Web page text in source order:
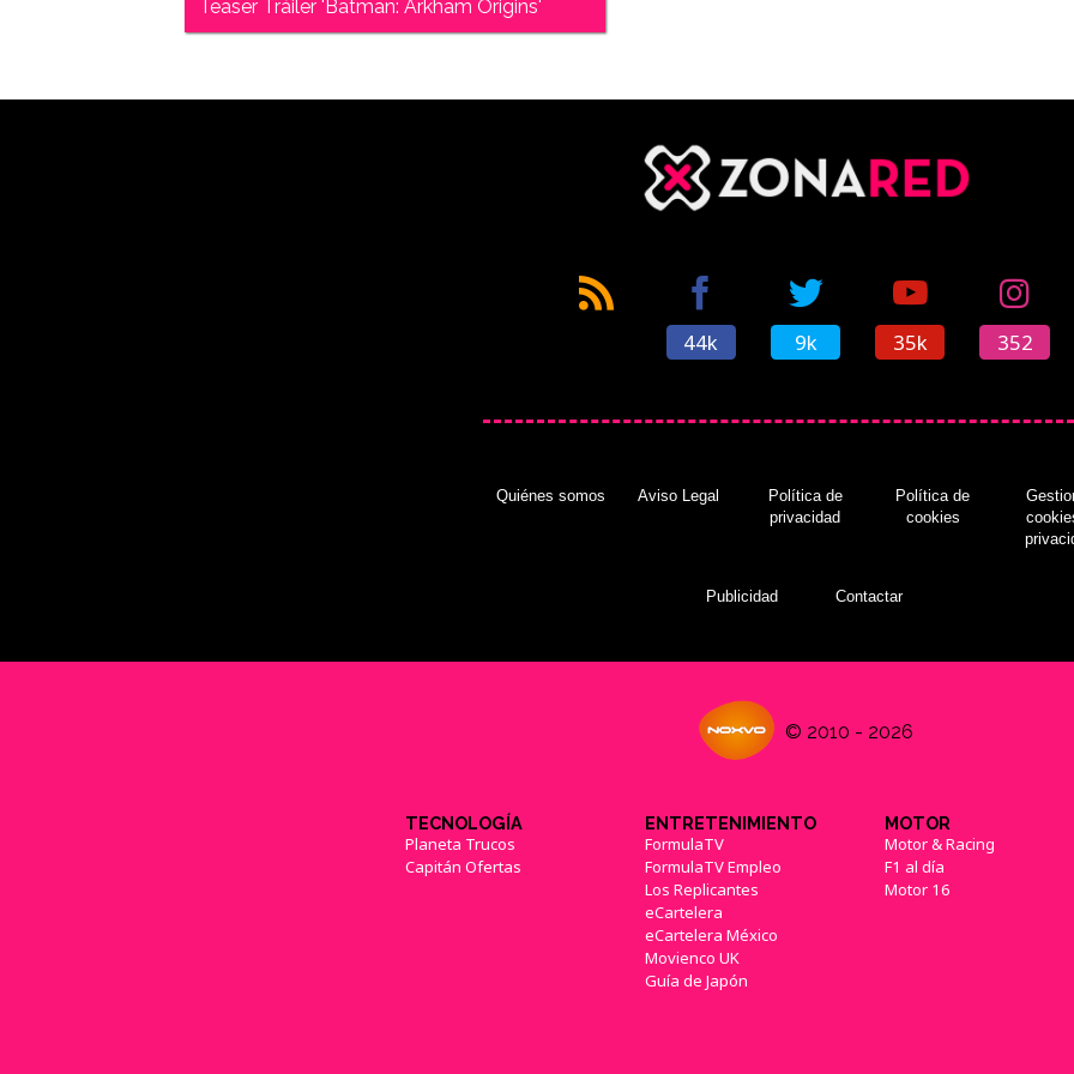
Teaser Tráiler 'Batman: Arkham Origins'
44k 9k 35k 352
Quiénes somos Aviso Legal
Política de
privacidad
Política de
cookies
Publicidad Contactar
© 2010 - 2026
TECNOLOGÍA
Planeta Trucos
Capitán Ofertas
ENTRETENIMIENTO
FormulaTV
FormulaTV Empleo
Los Replicantes
eCartelera
eCartelera México
Movienco UK
Guía de Japón
MOTOR
Motor & Racing
F1 al día
Motor 16